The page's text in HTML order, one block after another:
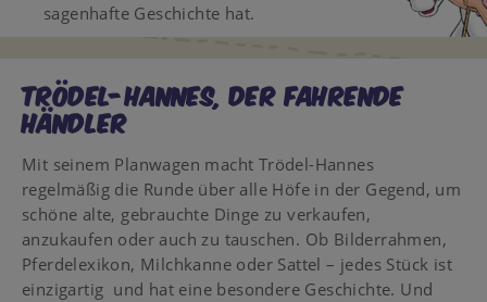
sagenhafte Geschichte hat.
TRÖDEL-HANNES, DER FAHRENDE
HÄNDLER
Mit seinem Planwagen macht Trödel-Hannes
regelmäßig die Runde über alle Höfe in der Gegend, um
schöne alte, gebrauchte Dinge zu verkaufen,
anzukaufen oder auch zu tauschen. Ob Bilderrahmen,
Pferdelexikon, Milchkanne oder Sattel – jedes Stück ist
einzigartig und hat eine besondere Geschichte. Und